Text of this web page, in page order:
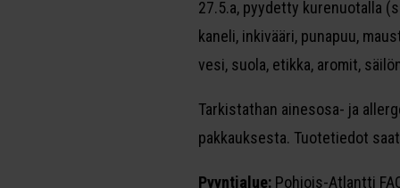
27.5.a, pyydetty kurenuotalla
kaneli, inkivääri, punapuu,
vesi, suola, etikka, aromit,
Tarkistathan ainesosa- ja
pakkauksesta. Tuotetiedot
Pyyntialue: Pohjois-Atlantti